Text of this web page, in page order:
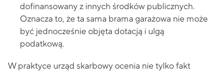
dofinansowany z innych środków publicznych.
Oznacza to, że ta sama brama garażowa nie może
być jednocześnie objęta dotacją i ulgą
podatkową.
W praktyce urząd skarbowy ocenia nie tylko fakt